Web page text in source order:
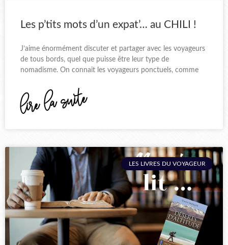
Les p’tits mots d’un expat’… au CHILI !
J’aime énormément discuter et partager avec les voyageurs
de tous bords, quel que puisse être leur type de
nomadisme. On connait les voyageurs ponctuels, comme
lire la suite
LES LIVRES DU VOYAGEUR